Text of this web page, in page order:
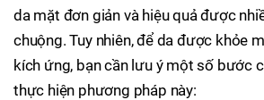
da mặt đơn giản và hiệu quả được
chuộng. Tuy nhiên, để da được khỏe
kích ứng, bạn cần lưu ý một số bước
thực hiện phương pháp này: